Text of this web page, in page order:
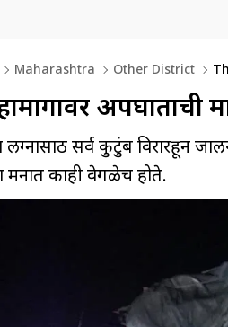
Maharashtra Other District
लग्नासाठी सर्व कुटुंब विरारहून
मनात काही वेगळेच होते.